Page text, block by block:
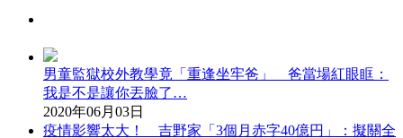
男童監獄校外教學竟「重逢坐牢爸」 爸當場紅眼眶：
我是不是讓你丟臉了…
2020年06月03日
疫情影響太大！ 吉野家「3個月赤字40億円」：擬關全